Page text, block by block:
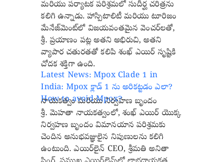
మరియు పర్యాటక పరిశ్రమలో సుదీర్ఘ చరిత్రను
కలిగి ఉన్నాడు. హాస్పిటాలిటీ మరియు టూరిజం
మేనేజ్‌మెంట్‌లో విజయవంతమైన వెంచర్‌లతో,
శ్రీ. ప్రయాణం పట్ల అతని అభిరుచి, అతని
వ్యాపార చతురతతో కలిపి శంఖ్ ఎయిర్ సృష్టికి
చోదక శక్తిగా ఉంది.
Latest News: Mpox Clade 1 in
India: Mpox క్లాడ్ 1 ను అరికట్టడం ఎలా?
How to avoid Mpox?
నాయకత్వం మరియు నిర్వహణ బృందం
శ్రీ. మెహతా నాయకత్వంలో, శంఖ్ ఎయిర్ యొక్క
నిర్వహణ బృందం విమానయాన పరిశ్రమకు
చెందిన అనుభవజ్ఞులైన నిపుణులను కలిగి
ఉంటుంది. ఎయిర్‌లైన్ CEO, శ్రీమతి అనితా